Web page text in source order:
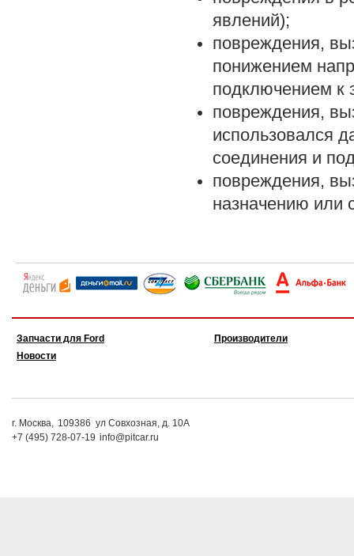
явлений);
повреждения,
понижением
подключением к
повреждения,
использовался
соединения и
повреждения,
назначению или
Запчасти для Ford
Новости
Производители
г. Москва, 109386 ул Совхозная, д. 10А
+7 (495) 728-07-19 info@pitcar.ru